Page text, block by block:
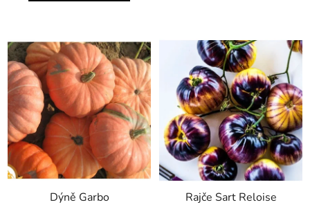
Dýně Garbo Rajče Sart Reloise